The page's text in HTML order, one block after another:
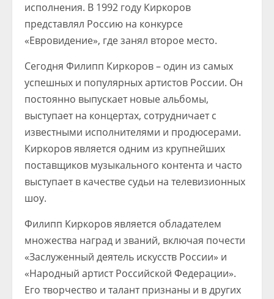
исполнения. В 1992 году Киркоров
представлял Россию на конкурсе
«Евровидение», где занял второе место.
Сегодня Филипп Киркоров – один из самых
успешных и популярных артистов России. Он
постоянно выпускает новые альбомы,
выступает на концертах, сотрудничает с
известными исполнителями и продюсерами.
Киркоров является одним из крупнейших
поставщиков музыкального контента и часто
выступает в качестве судьи на телевизионных
шоу.
Филипп Киркоров является обладателем
множества наград и званий, включая почести
«Заслуженный деятель искусств России» и
«Народный артист Российской Федерации».
Его творчество и талант признаны и в других